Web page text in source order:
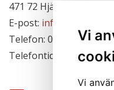
Vi
Vi
471 72 Hjälteby, Sverige
E-post:
Telefon: 0303-777140
Telefontid: Stängt för